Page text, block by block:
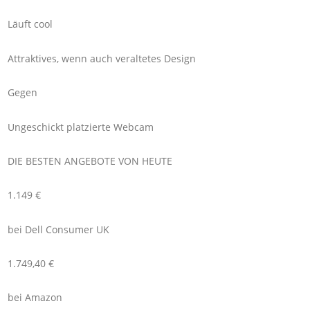
Läuft cool
Attraktives, wenn auch veraltetes Design
Gegen
Ungeschickt platzierte Webcam
DIE BESTEN ANGEBOTE VON HEUTE
1.149 €
bei Dell Consumer UK
1.749,40 €
bei Amazon